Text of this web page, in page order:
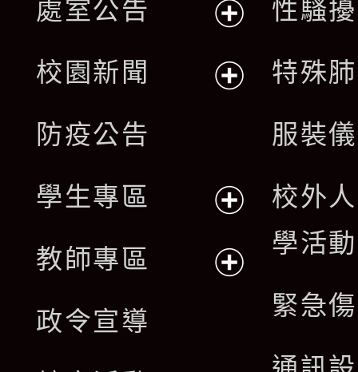
處室公告
開
單
校園新聞
選
單
防疫公告
學生專區
開
教師專區
政令宣導
性騷
特殊
服裝
校外
學活
緊急